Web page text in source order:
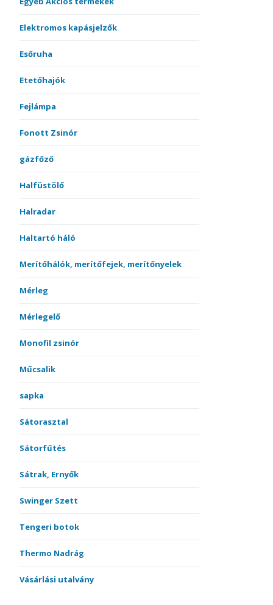
Elektromos kapásjelzők
Esőruha
Etetőhajók
Fejlámpa
Fonott Zsinór
gázfőző
Halfüstölő
Halradar
Haltartó háló
Merítőhálók, merítőfejek, merítőnyelek
Mérleg
Mérlegelő
Monofil zsinór
Műcsalik
sapka
Sátorasztal
Sátorfűtés
Sátrak, Ernyők
Swinger Szett
Tengeri botok
Thermo Nadrág
Vásárlási utalvány